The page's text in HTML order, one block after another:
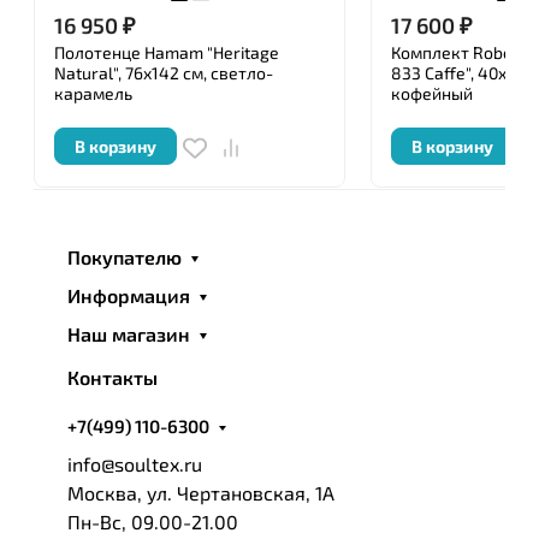
16 950₽
Полотенце Hamam "Heritage
Natural", 76x142 см, светло-
карамель
В корзину
17 600₽
Комплект Roberto
833 Caffe", 40x60-
кофейный
В корзину
Покупателю
Информация
Наш магазин
Контакты
+7(499) 110-6300
info@soultex.ru
Москва, ул. Чертановская, 1А
Пн-Вс, 09.00-21.00